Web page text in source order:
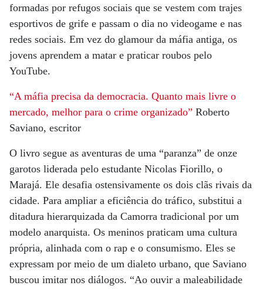
formadas por refugos sociais que se vestem com trajes
esportivos de grife e passam o dia no videogame e nas
redes sociais. Em vez do glamour da máfia antiga, os
jovens aprendem a matar e praticar roubos pelo
YouTube.
“A máfia precisa da democracia. Quanto mais livre o
mercado, melhor para o crime organizado” Roberto
Saviano, escritor
O livro segue as aventuras de uma “paranza” de onze
garotos liderada pelo estudante Nicolas Fiorillo, o
Marajá. Ele desafia ostensivamente os dois clãs rivais da
cidade. Para ampliar a eficiência do tráfico, substitui a
ditadura hierarquizada da Camorra tradicional por um
modelo anarquista. Os meninos praticam uma cultura
própria, alinhada com o rap e o consumismo. Eles se
expressam por meio de um dialeto urbano, que Saviano
buscou imitar nos diálogos. “Ao ouvir a maleabilidade